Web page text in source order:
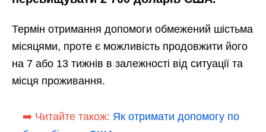
Термін отримання допомоги обмежений шістьма
місяцями, проте є можливість продовжити його
на 7 або 13 тижнів в залежності від ситуації та
місця проживання.
➡️ Читайте також: Як отримати допомогу по